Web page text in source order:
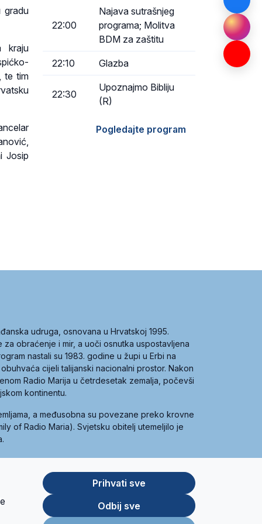
gradu
kraju
te tim
Josip
22:00
Najava sutrašnjeg
programa; Molitva
BDM za zaštitu
22:10 Glazba
22:30
Upoznajmo Bibliju
(R)
Pogledajte program
udruga, osnovana u Hrvatskoj 1995.
obraćenje i mir, a uoči osnutka uspostavljena
nastali su 1983. godine u župi u Erbi na
cijeli talijanski nacionalni prostor. Nakon
Radio Marija u četrdesetak zemalja, počevši
kontinentu.
a međusobna su povezane preko krovne
of Radio Maria). Svjetsku obitelj utemeljilo je
Store
Prihvati sve
Odbij sve